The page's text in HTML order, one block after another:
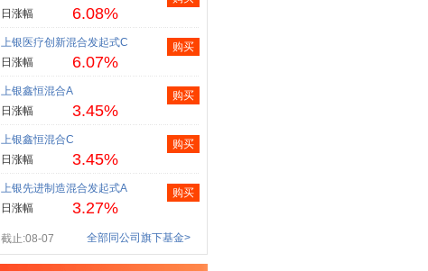
日涨幅
6.08%
上银医疗创新混合发起式C
日涨幅
6.07%
购买
上银鑫恒混合A
日涨幅
3.45%
购买
上银鑫恒混合C
日涨幅
3.45%
购买
上银先进制造混合发起式A
日涨幅
3.27%
购买
截止:08-07 全部同公司旗下基金>